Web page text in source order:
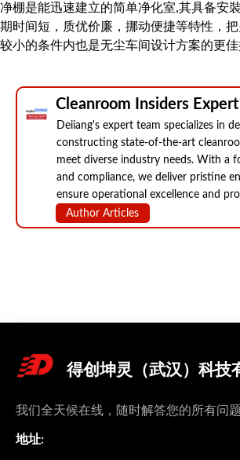
净棚是能迅速建立的简单净化室,其具备安
期时间短，质优价廉，挪动便捷等特性，
较小的条件内也是无尘车间设计方案的更佳
Cleanroom Insiders Expert
Deiiang's expert team specializes in
constructing state-of-the-art
meet diverse industry needs. With a
and compliance, we deliver pristine
ensure operational excellence and
Author Articles
得创坤灵（武汉）科技
我们全天候在线，随时解答您的所有问题
地址: